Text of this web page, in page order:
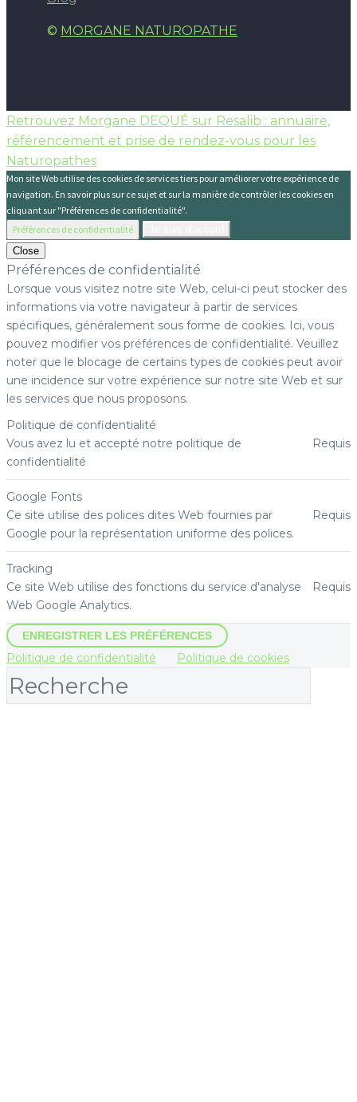
© MORGANE NATUROPATHE
Retrouvez Morgane DEQUÉ sur Resalib : annuaire,
référencement et prise de rendez-vous pour les
Naturopathes
Mon site Web utilise des cookies de services tiers pour améliorer votre expérience de
navigation. En savoir plus sur ce sujet et sur la manière de contrôler les cookies en
cliquant sur "Préférences de confidentialité".
Préférences de confidentialité
Close
Préférences de confidentialité
Lorsque vous visitez notre site Web, celui-ci peut stocker des
informations via votre navigateur à partir de services
spécifiques, généralement sous forme de cookies. Ici, vous
pouvez modifier vos préférences de confidentialité. Veuillez
noter que le blocage de certains types de cookies peut avoir
une incidence sur votre expérience sur notre site Web et sur
les services que nous proposons.
Politique de confidentialité
Vous avez lu et accepté notre politique de
confidentialité
Requis
Google Fonts
Ce site utilise des polices dites Web fournies par
Google pour la représentation uniforme des polices.
Requis
Tracking
Ce site Web utilise des fonctions du service d'analyse
Web Google Analytics.
Requis
ENREGISTRER LES PRÉFÉRENCES
Politique de confidentialité Politique de cookies